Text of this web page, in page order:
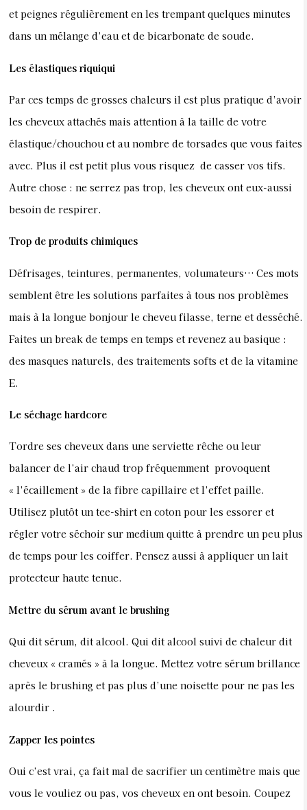
et peignes régulièrement en les trempant quelques minutes
dans un mélange d’eau et de bicarbonate de soude.
Les élastiques riquiqui
Par ces temps de grosses chaleurs il est plus pratique d’avoir
les cheveux attachés mais attention à la taille de votre
élastique/chouchou et au nombre de torsades que vous faites
avec. Plus il est petit plus vous risquez de casser vos tifs.
Autre chose : ne serrez pas trop, les cheveux ont eux-aussi
besoin de respirer.
Trop de produits chimiques
Défrisages, teintures, permanentes, volumateurs… Ces mots
semblent être les solutions parfaites à tous nos problèmes
mais à la longue bonjour le cheveu filasse, terne et desséché.
Faites un break de temps en temps et revenez au basique :
des masques naturels, des traitements softs et de la vitamine
E.
Le séchage hardcore
Tordre ses cheveux dans une serviette rêche ou leur
balancer de l’air chaud trop fréquemment provoquent
« l’écaillement » de la fibre capillaire et l’effet paille.
Utilisez plutôt un tee-shirt en coton pour les essorer et
régler votre séchoir sur medium quitte à prendre un peu plus
de temps pour les coiffer. Pensez aussi à appliquer un lait
protecteur haute tenue.
Mettre du sérum avant le brushing
Qui dit sérum, dit alcool. Qui dit alcool suivi de chaleur dit
cheveux « cramés » à la longue. Mettez votre sérum brillance
après le brushing et pas plus d’une noisette pour ne pas les
alourdir .
Zapper les pointes
Oui c’est vrai, ça fait mal de sacrifier un centimètre mais que
vous le vouliez ou pas, vos cheveux en ont besoin. Coupez